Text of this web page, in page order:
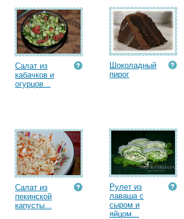
Салат из
кабачков и
огурцов...
Шоколадный
пирог
Салат из
пекинской
капусты...
Рулет из
лаваша с
сыром и
яйцом...